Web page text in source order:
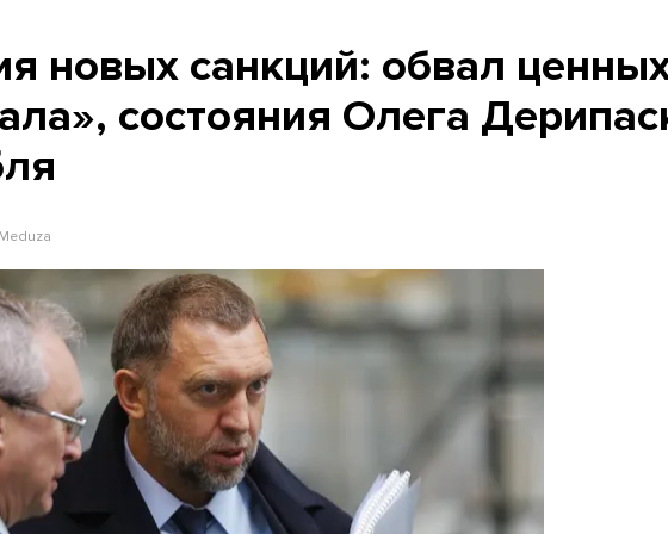
новых санкций: обвал
состояния Олега
Meduza